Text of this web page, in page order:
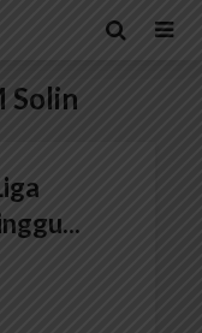
Solin